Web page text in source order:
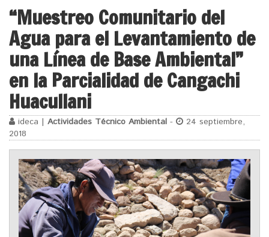
“Muestreo Comunitario del
Agua para el Levantamiento de
una Línea de Base Ambiental”
en la Parcialidad de Cangachi
Huacullani
ideca | Actividades Técnico Ambiental -
24 septiembre,
2018